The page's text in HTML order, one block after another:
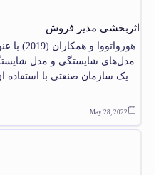
اثربخشی مدیر فروش
مدل‌های شایستگی و مدل
May 28, 2022